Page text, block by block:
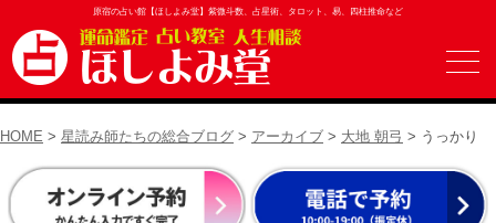
原宿の占い館【ほしよみ堂】紫微斗数、占星術、タロット、易、四柱推命など
HOME > 星読み師たちの総合ブログ > アーカイブ > 大地 朝弓 > うっかり